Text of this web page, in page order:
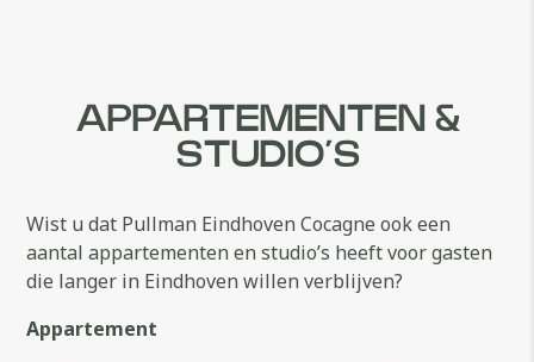
APPARTEMENTEN &
STUDIO’S
Wist u dat Pullman Eindhoven Cocagne ook een
aantal appartementen en studio’s heeft voor gasten
die langer in Eindhoven willen verblijven?
Appartement